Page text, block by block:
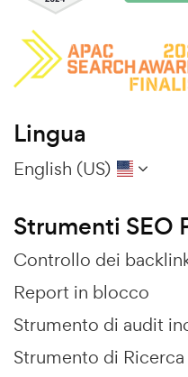
Lingua
English (US)
Strumenti SEO
Controllo dei
Report in blocco
Strumento di audit
Strumento di